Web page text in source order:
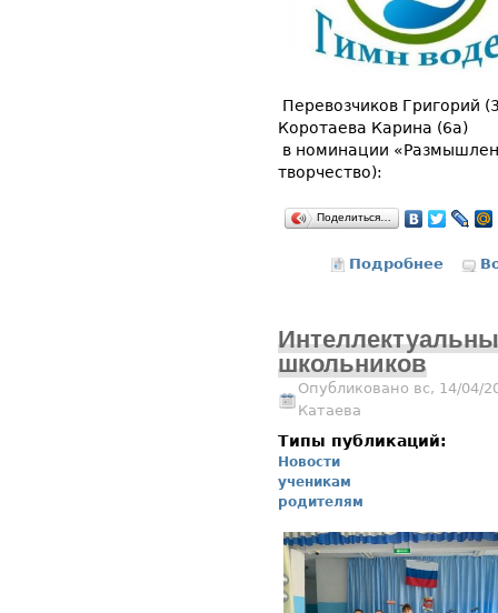
Перевозчиков Григорий
Коротаева Карина (6а)
в номинации
творчество):
Поделиться…
Подробнее о
школьников
Опубликовано вс, 14/04/
Катаева
Типы публикаций:
Новости
ученикам
родителям